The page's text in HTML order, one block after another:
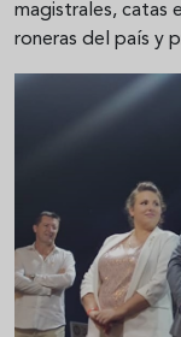
magistrales, catas
roneras del país y